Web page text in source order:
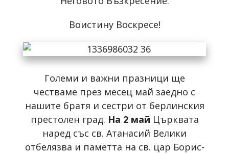
Воистину Воскресе!
Големи и важни празници ще
честваме през месец май заедно с
нашите братя и сестри от берлинския
престолен град. На 2 май Църквата
наред със св. Атанасий Велики
отбелязва и паметта на св. цар Борис-